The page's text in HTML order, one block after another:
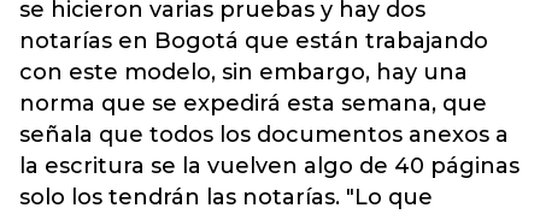
se hicieron varias pruebas y hay dos
notarías en Bogotá que están trabajando
con este modelo, sin embargo, hay una
norma que se expedirá esta semana, que
señala que todos los documentos anexos a
la escritura se la vuelven algo de 40 páginas
solo los tendrán las notarías. "Lo que